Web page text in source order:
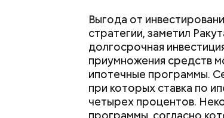
Выгода от
стратегии, заметил
долгосрочная
приумножения средств
ипотечные программы.
при которых ставка по
четырех процентов.
Поляков предупредил:
— Может пробить заряд
осторожно, будто
академик.